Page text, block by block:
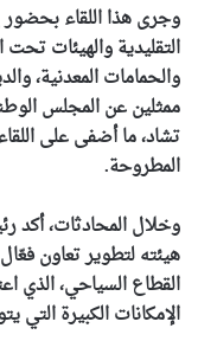
وجرى هذا اللقاء
التقليدية والهيئات
والحمامات المعدنية،
ممثلين عن المجلس
تشاد، ما أضفى على
المطروحة.
وخلال المحادثات، أكد
هيئته لتطوير تعاون
القطاع السياحي، الذي
الإمكانات الكبيرة التي